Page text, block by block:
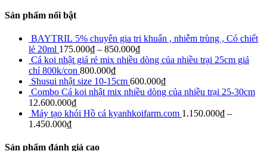
Sản phẩm nổi bật
BAYTRIL 5% chuyên gia tri khuẩn , nhiễm trùng , Có chiết
lẻ 20ml 175.000₫ – 850.000₫
Cá koi nhật giá rẻ mix nhiều dòng của nhiều trại 25cm giá
chỉ 800k/con 800.000₫
Shusui nhật size 10-15cm 600.000₫
Combo Cá koi nhật mix nhiều dòng của nhiều trại 25-30cm
12.600.000₫
Máy tạo khói Hồ cá kyanhkoifarm.com 1.150.000₫ –
1.450.000₫
Sản phẩm đánh giá cao